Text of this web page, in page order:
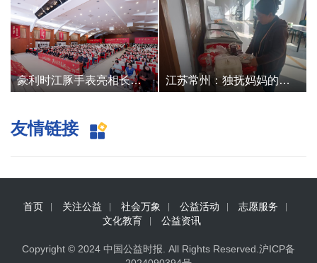
地球日
豪利时江豚手表亮相长江大保护志愿行动大会 江苏常州：独抚妈妈的包子铺里藏着一家人的希望
友情链接
首页 关注公益 社会万象 公益活动
志愿服务
文化教育
公益资讯
Copyright © 2024 中国公益时报. All Rights Reserved.沪ICP备